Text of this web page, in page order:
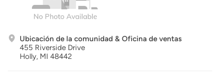
Ubicación de la comunidad & Oficina de ventas
455 Riverside Drive
Holly, MI 48442